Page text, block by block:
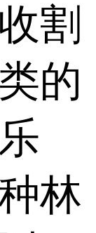
割
的
林